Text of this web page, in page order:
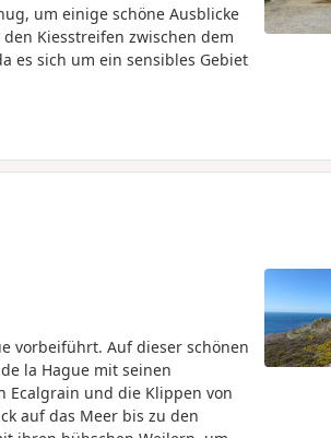
um einige schöne Ausblicke
Kiesstreifen zwischen dem
es sich um ein sensibles Gebiet
vorbeiführt. Auf dieser schönen
la Hague mit seinen
Ecalgrain und die Klippen von
auf das Meer bis zu den